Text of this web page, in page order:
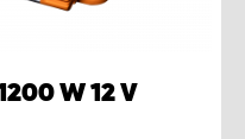
W 12 V